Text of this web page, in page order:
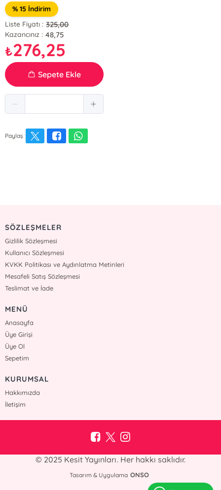
% 15 İndirim
Liste Fiyatı : 325,00
Kazancınız : 48,75
₺276,25
Sepete Ekle
Paylaş
SÖZLEŞMELER
Gizlilik Sözleşmesi
Kullanıcı Sözleşmesi
KVKK Politikası ve Aydınlatma Metinleri
Mesafeli Satış Sözleşmesi
Teslimat ve İade
MENÜ
Anasayfa
Üye Girişi
Üye Ol
Sepetim
KURUMSAL
Hakkımızda
İletişim
© 2025 Kesit Yayınları. Her hakkı saklıdır.
Tasarım & Uygulama ONSO